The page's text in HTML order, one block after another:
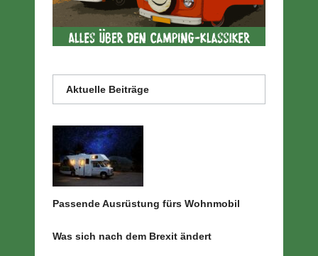
Aktuelle Beiträge
Passende Ausrüstung fürs Wohnmobil
Was sich nach dem Brexit ändert